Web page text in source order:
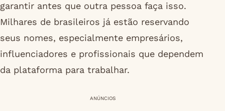
garantir antes que outra pessoa faça isso.
Milhares de brasileiros já estão reservando
seus nomes, especialmente empresários,
influenciadores e profissionais que dependem
da plataforma para trabalhar.
ANÚNCIOS